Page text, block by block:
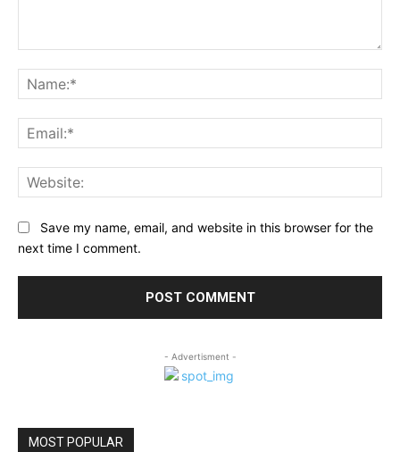
Save my name, email, and website in this browser for the
next time I comment.
- Advertisment -
MOST POPULAR